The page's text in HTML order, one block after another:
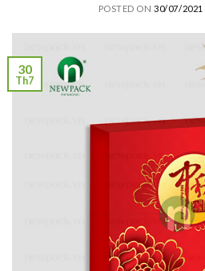
POSTED ON30/07/2021
30
Th7